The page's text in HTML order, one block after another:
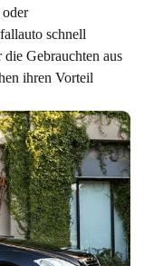
schnell
Gebrauchten aus
ihren Vorteil